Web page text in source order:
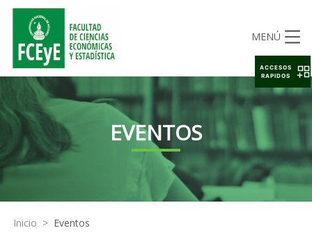
MENÚ
EVENTOS
Inicio > Eventos
ACCESOS
RAPIDOS